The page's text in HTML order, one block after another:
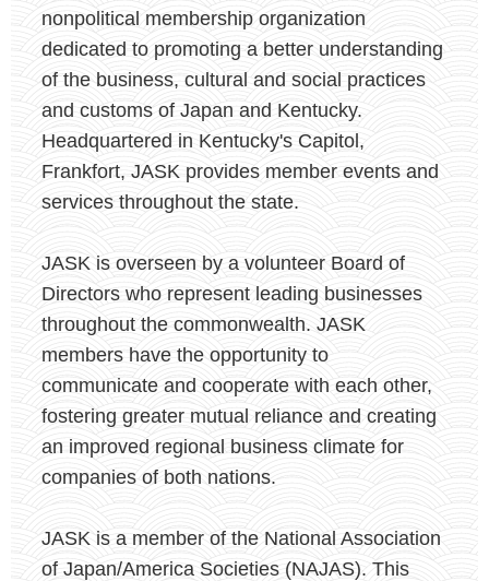
nonpolitical membership organization
dedicated to promoting a better understanding
of the business, cultural and social practices
and customs of Japan and Kentucky.
Headquartered in Kentucky's Capitol,
Frankfort, JASK provides member events and
services throughout the state.
JASK is overseen by a volunteer Board of
Directors who represent leading businesses
throughout the commonwealth. JASK
members have the opportunity to
communicate and cooperate with each other,
fostering greater mutual reliance and creating
an improved regional business climate for
companies of both nations.
JASK is a member of the National Association
of Japan/America Societies (NAJAS). This